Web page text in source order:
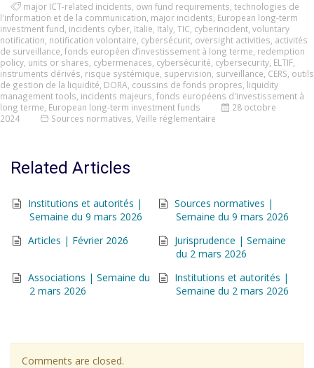
major ICT-related incidents own fund requirements technologies de
l'information et de la communication major incidents European long-term
investment fund incidents cyber Italie Italy TIC cyberincident voluntary
notification notification volontaire cybersécurit oversight activities activités
de surveillance fonds européen d’investissement à long terme redemption
policy units or shares cybermenaces cybersécurité cybersecurity ELTIF
instruments dérivés risque systémique supervision surveillance CERS outils
de gestion de la liquidité DORA coussins de fonds propres liquidity
management tools incidents majeurs fonds européens d'investissement à
long terme European long-term investment funds
28 octobre
2024
Sources normatives Veille réglementaire
Related Articles
Institutions et autorités |
Semaine du 9 mars 2026
Sources normatives |
Semaine du 9 mars 2026
Articles | Février 2026
Jurisprudence | Semaine
du 2 mars 2026
Associations | Semaine du
2 mars 2026
Institutions et autorités |
Semaine du 2 mars 2026
Comments are closed.